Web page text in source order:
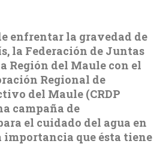
enfrentar la gravedad de
la Federación de Juntas
Región del Maule con el
Regional de
del Maule (CRDP
campaña de
el cuidado del agua en
que ésta tiene